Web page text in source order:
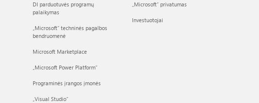
DI parduotuvės programų
palaikymas
„Microsoft“ techninės pagalbos
bendruomenė
Microsoft Marketplace
„Microsoft Power Platform“
Programinės įrangos įmonės
„Visual Studio“
„Microsoft“ privatumas
Investuotojai